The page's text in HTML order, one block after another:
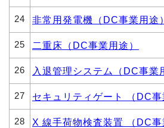
24 非常用発電機（DC事業用途）
25 二重床（DC事業用途）
26 入退管理システム（DC事業
27 セキュリティゲート （DC事
28 X 線手荷物検査装置 （DC事